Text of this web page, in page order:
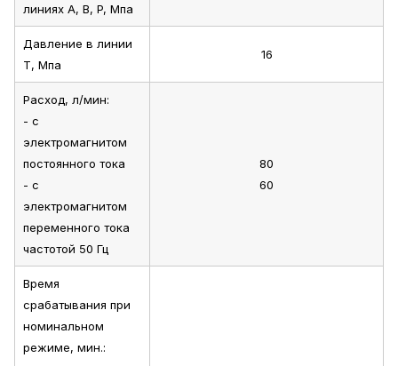
линиях A, B, P, Мпа
Давление в линии
T, Мпа
16
Расход, л/мин:
- с
электромагнитом
постоянного тока
- с
электромагнитом
переменного тока
частотой 50 Гц
80
60
Время
срабатывания при
номинальном
режиме, мин.: